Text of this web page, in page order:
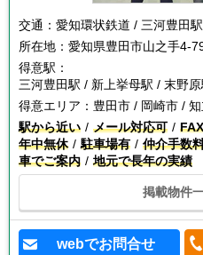
交通： 愛知環状鉄道 / 三河豊田駅
所在地： 愛知県豊田市山之手4-
得意駅：
三河豊田駅 / 新上挙母駅 / 末野
得意エリア： 豊田市 / 岡崎市 /
駅から近い
メール対応可
年中無休
駐車場有
仲介手数
車でご案内
地元で長年の実績
掲載物件
webでお問合せ